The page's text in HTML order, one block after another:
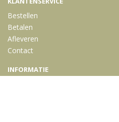
Bestellen
Betalen
Afleveren
Contact
INFORMATIE